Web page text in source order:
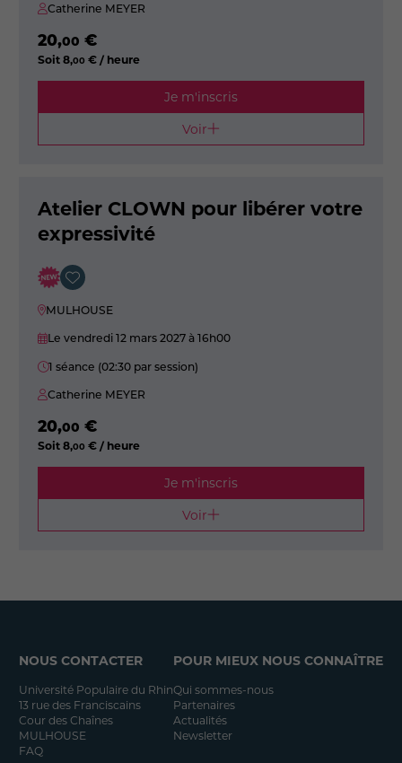
Catherine MEYER
20,00 €
Soit8,00 € / heure
Je m'inscris
Voir
Atelier CLOWN pour libérer votre
expressivité
MULHOUSE
Le vendredi 12 mars 2027à 16h00
1 séance (02:30 par session)
Catherine MEYER
20,00 €
Soit8,00 € / heure
Je m'inscris
Voir
NOUS CONTACTER
Université Populaire du Rhin
13 rue des Franciscains
Cour des Chaînes
MULHOUSE
FAQ
POUR MIEUX NOUS CONNAÎTRE
Qui sommes-nous
Partenaires
Actualités
Newsletter